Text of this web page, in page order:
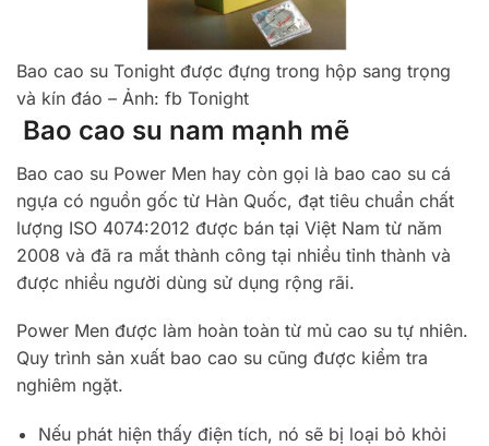
Bao cao su Tonight được đựng trong hộp sang trọng
và kín đáo – Ảnh: fb Tonight
Bao cao su nam mạnh mẽ
Bao cao su Power Men hay còn gọi là bao cao su cá
ngựa có nguồn gốc từ Hàn Quốc, đạt tiêu chuẩn chất
lượng ISO 4074:2012 được bán tại Việt Nam từ năm
2008 và đã ra mắt thành công tại nhiều tỉnh thành và
được nhiều người dùng sử dụng rộng rãi.
Power Men được làm hoàn toàn từ mủ cao su tự nhiên.
Quy trình sản xuất bao cao su cũng được kiểm tra
nghiêm ngặt.
Nếu phát hiện thấy điện tích, nó sẽ bị loại bỏ khỏi